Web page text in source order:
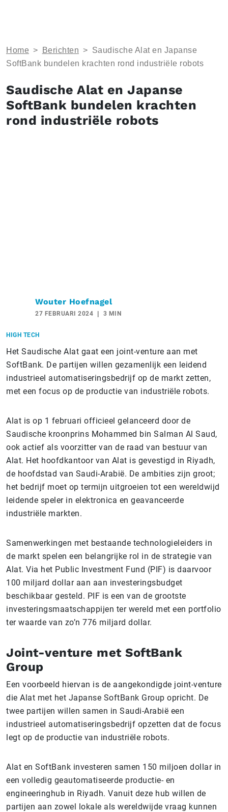
Home > Berichten > Saudische Alat en Japanse
SoftBank bundelen krachten rond industriële robots
Saudische Alat en Japanse
SoftBank bundelen krachten
rond industriële robots
Wouter Hoefnagel
27 FEBRUARI 2024 3 MIN
HIGH TECH
Het Saudische Alat gaat een joint-venture aan met
SoftBank. De partijen willen gezamenlijk een leidend
industrieel automatiseringsbedrijf op de markt zetten,
met een focus op de productie van industriële robots.
Alat is op 1 februari officieel gelanceerd door de
Saudische kroonprins Mohammed bin Salman Al Saud,
ook actief als voorzitter van de raad van bestuur van
Alat. Het hoofdkantoor van Alat is gevestigd in Riyadh,
de hoofdstad van Saudi-Arabië. De ambities zijn groot;
het bedrijf moet op termijn uitgroeien tot een wereldwijd
leidende speler in elektronica en geavanceerde
industriële markten.
Samenwerkingen met bestaande technologieleiders in
de markt spelen een belangrijke rol in de strategie van
Alat. Via het Public Investment Fund (PIF) is daarvoor
100 miljard dollar aan aan investeringsbudget
beschikbaar gesteld. PIF is een van de grootste
investeringsmaatschappijen ter wereld met een portfolio
ter waarde van zo’n 776 miljard dollar.
Joint-venture met SoftBank
Group
Een voorbeeld hiervan is de aangekondigde joint-venture
die Alat met het Japanse SoftBank Group opricht. De
twee partijen willen samen in Saudi-Arabië een
industrieel automatiseringsbedrijf opzetten dat de focus
legt op de productie van industriële robots.
Alat en SoftBank investeren samen 150 miljoen dollar in
een volledig geautomatiseerde productie- en
engineeringhub in Riyadh. Vanuit deze hub willen de
partijen aan zowel lokale als wereldwijde vraag kunnen